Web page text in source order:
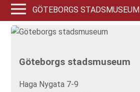
GÖTEBORGS STADSMUSEUM
Göteborgs stadsmuseum
Haga Nygata 7-9